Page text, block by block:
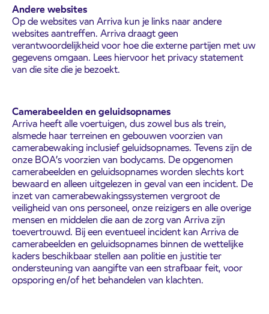
Andere websites
Op de websites van Arriva kun je links naar andere
websites aantreffen. Arriva draagt geen
verantwoordelijkheid voor hoe die externe partijen met uw
gegevens omgaan. Lees hiervoor het privacy statement
van die site die je bezoekt.
Camerabeelden en geluidsopnames
Arriva heeft alle voertuigen, dus zowel bus als trein,
alsmede haar terreinen en gebouwen voorzien van
camerabewaking inclusief geluidsopnames. Tevens zijn de
onze BOA’s voorzien van bodycams. De opgenomen
camerabeelden en geluidsopnames worden slechts kort
bewaard en alleen uitgelezen in geval van een incident. De
inzet van camerabewakingssystemen vergroot de
veiligheid van ons personeel, onze reizigers en alle overige
mensen en middelen die aan de zorg van Arriva zijn
toevertrouwd. Bij een eventueel incident kan Arriva de
camerabeelden en geluidsopnames binnen de wettelijke
kaders beschikbaar stellen aan politie en justitie ter
ondersteuning van aangifte van een strafbaar feit, voor
opsporing en/of het behandelen van klachten.